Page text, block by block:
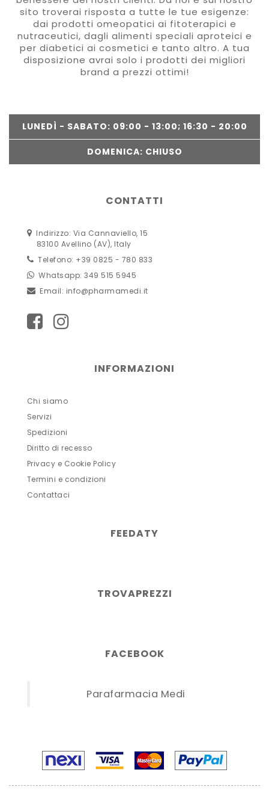
sito troverai risposta a tutte le tue esigenze:
dai prodotti omeopatici ai fitoterapici e
nutraceutici, dagli alimenti speciali aproteici e
per diabetici ai cosmetici e tanto altro. A tua
disposizione avrai solo i prodotti dei migliori
brand a prezzi ottimi!
LUNEDÌ - SABATO: 09:00 - 13:00; 16:30 - 20:00
DOMENICA: CHIUSO
CONTATTI
Indirizzo: Via Cannaviello, 15
83100 Avellino (AV), Italy
Telefono: +39 0825 - 780 833
Whatsapp: 349 515 5945
Email: info@pharmamedi.it
INFORMAZIONI
Chi siamo
Servizi
Spedizioni
Diritto di recesso
Privacy e Cookie Policy
Termini e condizioni
Contattaci
FEEDATY
TROVAPREZZI
FACEBOOK
Parafarmacia Medi